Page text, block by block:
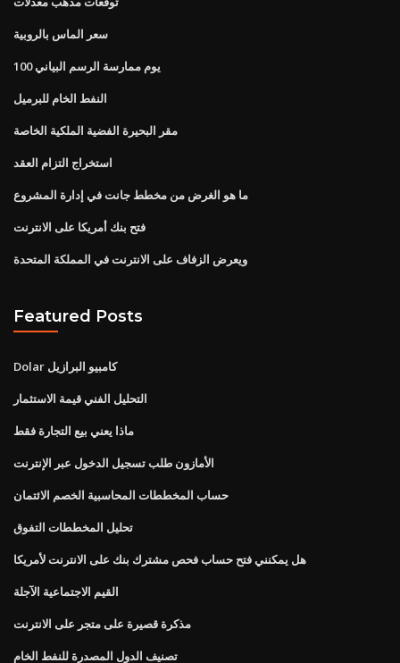
سعر الماس بالروبية
100 يوم ممارسة الرسم البياني
النفط الخام للبرميل
مقر البحيرة الفضية الملكية الخاصة
استخراج التزام العقد
ما هو الغرض من مخطط جانت في إدارة المشروع
فتح بنك أمريكا على الانترنت
ويعرض الزفاف على الانترنت في المملكة المتحدة
Featured Posts
Dolar كامبيو البرازيل
التحليل الفني قيمة الاستثمار
ماذا يعني بيع التجارة فقط
الأمازون طلب تسجيل الدخول عبر الإنترنت
حساب المخططات المحاسبية الخصم الائتمان
تحليل المخططات التفوق
هل يمكنني فتح حساب فحص مشترك بنك على الانترنت لأمريكا
القيم الاجتماعية الآجلة
مذكرة قصيرة على متجر على الانترنت
تصنيف الدول المصدرة للنفط الخام